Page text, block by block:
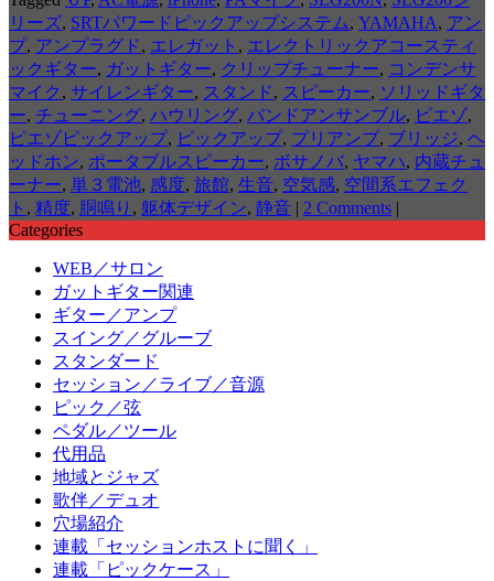
リーズ, SRTパワードピックアップシステム, YAMAHA, アン
プ, アンプラグド, エレガット , エレクトリックアコースティ
ックギター, ガットギター, クリップチューナー, コンデンサ
マイク , サイレンギター, スタンド, スピーカー, ソリッドギタ
ー, チューニング, ハウリング, バンドアンサンブル, ピエゾ,
ピエゾピックアップ, ピックアップ, プリアンプ, ブリッジ, ヘ
ッドホン, ポータブルスピーカー, ボサノバ, ヤマハ, 内蔵チュ
ーナー, 単３電池, 感度, 旅館, 生音, 空気感, 空間系エフェク
ト , 精度, 胴鳴り , 躯体デザイン, 静音 | 2 Comments |
Categories
WEB／サロン
ガットギター関連
ギター／アンプ
スイング／グルーブ
スタンダード
セッション／ライブ／音源
ピック／弦
ペダル／ツール
代用品
地域とジャズ
歌伴／デュオ
穴場紹介
連載「セッションホストに聞く」
連載「ピックケース」